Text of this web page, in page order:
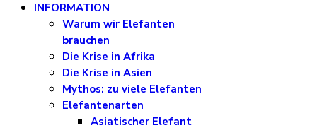
INFORMATION
Warum wir Elefanten
brauchen
Die Krise in Afrika
Die Krise in Asien
Mythos: zu viele Elefanten
Elefantenarten
Asiatischer Elefant